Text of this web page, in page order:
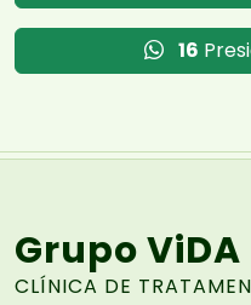
16
Grupo ViDA
CLÍNICA DE